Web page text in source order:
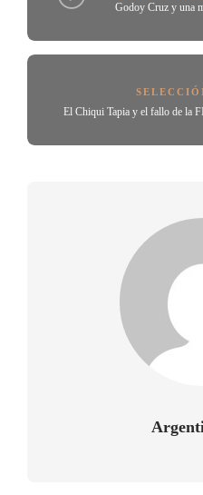
Godoy Cruz y una
El Chiqui Tapia y el fallo de la